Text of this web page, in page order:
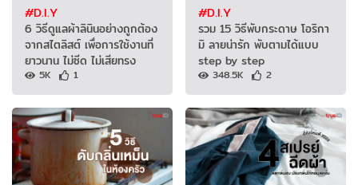
#D.I.Y
6 วิธีดูแลผ้าลินินอย่างถูกต้อง
จากสไตลิสต์ เพื่อการใช้งานที่
ยาวนาน ไม่ซีด ไม่เสียทรง
5K 1
#D.I.Y
รวม 15 วิธีพับกระดาษ โอริกา
มิ ลายน่ารัก พับตามได้แบบ
step by step
348.5K 2